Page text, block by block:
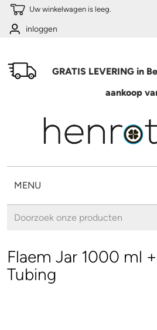
Overslaan en naar de algemene inhoud gaan
Uw winkelwagen is leeg.
inloggen
GRATIS LEVERING in
aankoop
MENU
Flaem Jar 1000 ml
Tubing